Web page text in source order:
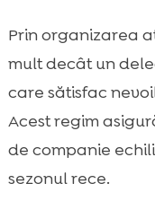
Prin organizarea
mult decât un
care sătisfac
Acest regim
de companie
sezonul rece.